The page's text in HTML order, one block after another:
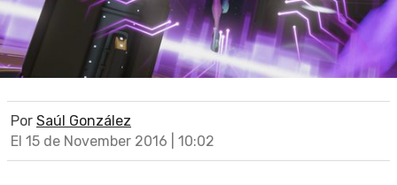
Por Saúl González
El 15 de November 2016 | 10:02